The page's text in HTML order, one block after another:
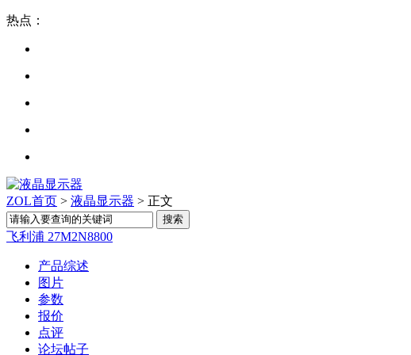
热点：
ZOL首页 > 液晶显示器 > 正文
飞利浦 27M2N8800
产品综述
图片
参数
报价
点评
论坛帖子